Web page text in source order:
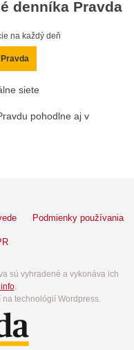
denníka Pravda
na každý deň
siete
pohodlne aj v
Podmienky používania
sú vyhradené a vykonáva ich
.
technológií Wordpress.